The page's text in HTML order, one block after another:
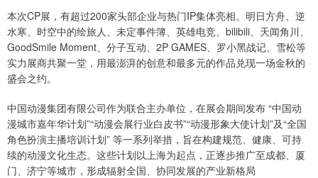
本次CP展，有超过200家头部企业与热门IP集体亮相。明日方舟、逆
水寒、时空中的绘旅人、未定事件簿、英雄电竞、bilibili、天闻角川、
GoodSmile Moment、分子互动、2P GAMES、罗小黑战记、雪松等
实力展商共聚一堂，用最澎湃的创意和最多元的作品兑现一场金秋的
盛会之约。
中国动漫集团有限公司作为联合主办单位，在展会期间发布 “中国动
漫城市嘉年华计划”“动漫会展行业白皮书”“动漫形象大使计划”及“全国
角色扮演主播培训计划” 等一系列举措，旨在构建规范、健康、可持
续的动漫文化生态。这些计划以上海为起点，正逐步推广至成都、厦
门、济宁等城市，形成辐射全国、协同发展的产业新格局